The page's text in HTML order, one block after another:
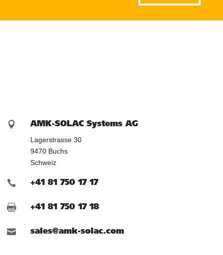

AMK-SOLAC Systems AG
Lagerstrasse 30
9470 Buchs
Schweiz
 +41 81 750 17 17
 +41 81 750 17 18
 sales@amk-solac.com